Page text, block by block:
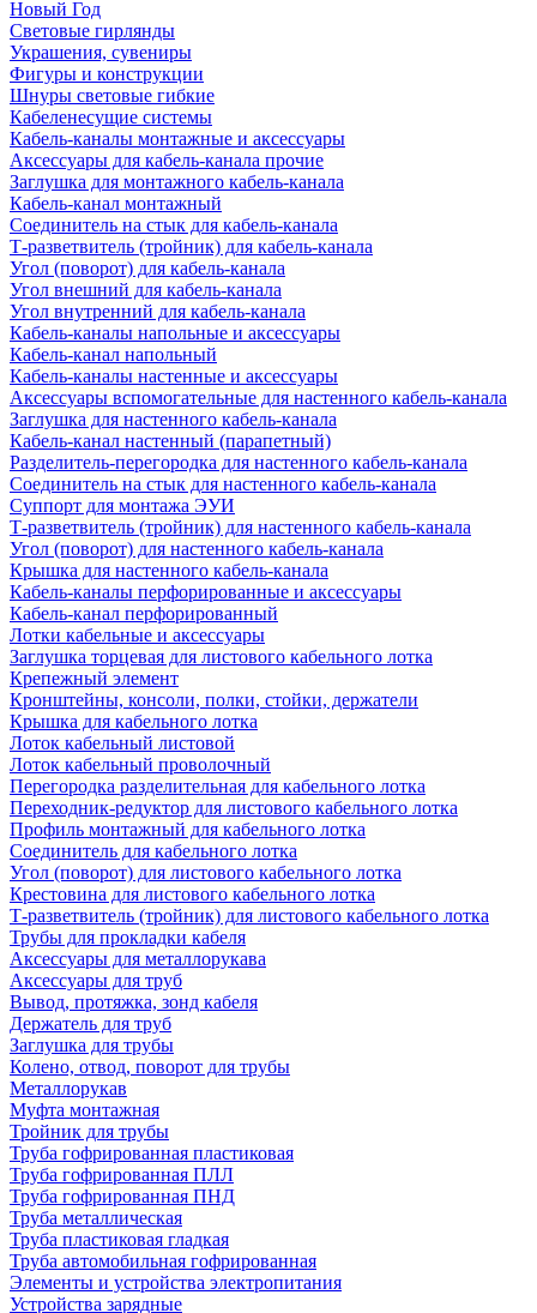
Новый Год
Световые гирлянды
Украшения, сувениры
Фигуры и конструкции
Шнуры световые гибкие
Кабеленесущие системы
Кабель-каналы монтажные и аксессуары
Аксессуары для кабель-канала прочие
Заглушка для монтажного кабель-канала
Кабель-канал монтажный
Соединитель на стык для кабель-канала
Т-разветвитель (тройник) для кабель-канала
Угол (поворот) для кабель-канала
Угол внешний для кабель-канала
Угол внутренний для кабель-канала
Кабель-каналы напольные и аксессуары
Кабель-канал напольный
Кабель-каналы настенные и аксессуары
Аксессуары вспомогательные для настенного кабель-канала
Заглушка для настенного кабель-канала
Кабель-канал настенный (парапетный)
Разделитель-перегородка для настенного кабель-канала
Соединитель на стык для настенного кабель-канала
Суппорт для монтажа ЭУИ
Т-разветвитель (тройник) для настенного кабель-канала
Угол (поворот) для настенного кабель-канала
Крышка для настенного кабель-канала
Кабель-каналы перфорированные и аксессуары
Кабель-канал перфорированный
Лотки кабельные и аксессуары
Заглушка торцевая для листового кабельного лотка
Крепежный элемент
Кронштейны, консоли, полки, стойки, держатели
Крышка для кабельного лотка
Лоток кабельный листовой
Лоток кабельный проволочный
Перегородка разделительная для кабельного лотка
Переходник-редуктор для листового кабельного лотка
Профиль монтажный для кабельного лотка
Соединитель для кабельного лотка
Угол (поворот) для листового кабельного лотка
Крестовина для листового кабельного лотка
Т-разветвитель (тройник) для листового кабельного лотка
Трубы для прокладки кабеля
Аксессуары для металлорукава
Аксессуары для труб
Вывод, протяжка, зонд кабеля
Держатель для труб
Заглушка для трубы
Колено, отвод, поворот для трубы
Металлорукав
Муфта монтажная
Тройник для трубы
Труба гофрированная пластиковая
Труба гофрированная ПЛЛ
Труба гофрированная ПНД
Труба металлическая
Труба пластиковая гладкая
Труба автомобильная гофрированная
Элементы и устройства электропитания
Устройства зарядные